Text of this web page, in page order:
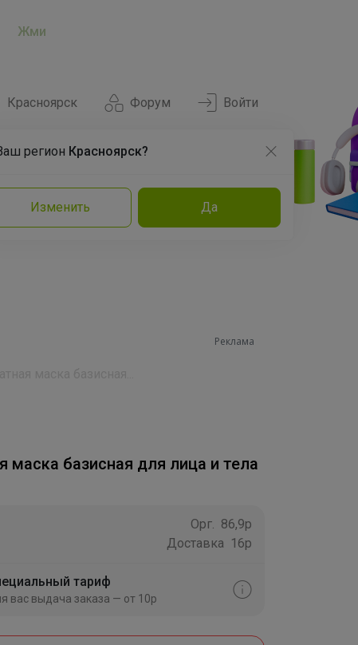
Жми
Форум
Красноярск
регион Красноярск?
Изменить Да
Войти
Команда Эксперты
Реклама
маска базисная для лица и тела
Орг. 86,9р
Доставка 16р
тариф
вас выдача заказа — от 10р